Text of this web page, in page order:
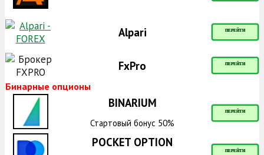
Alpari ПЕРЕЙТИ
FxPro ПЕРЕЙТИ
Бинарные опционы
BINARIUM
ПЕРЕЙТИ
Стартовый бонус 50%
POCKET OPTION
ПЕРЕЙТИ